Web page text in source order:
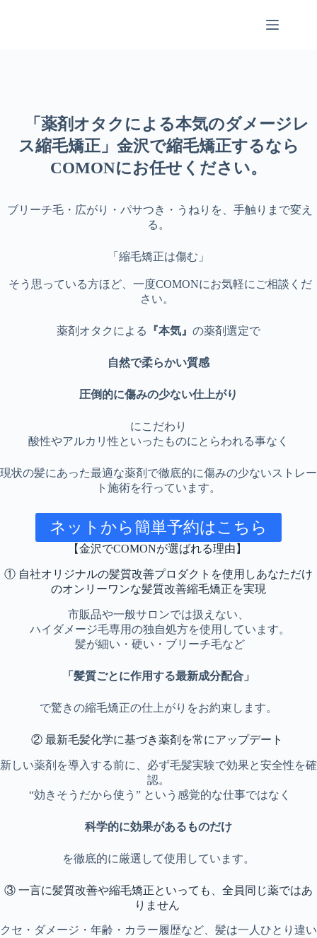
「薬剤オタクによる本気のダメージレ
ス縮毛矯正」金沢で縮毛矯正するなら
COMONにお任せください。
ブリーチ毛・広がり・パサつき・うねりを、手触りまで変え
る。
「縮毛矯正は傷む」
そう思っている方ほど、一度COMONにお気軽にご相談くだ
さい。
薬剤オタクによる 『本気』 の薬剤選定で
自然で柔らかい質感
圧倒的に傷みの少ない仕上がり
にこだわり
酸性やアルカリ性といったものにとらわれる事なく
現状の髪にあった最適な薬剤で徹底的に傷みの少ないストレー
ト施術を行っています。
ネットから簡単予約はこちら
【金沢でCOMONが選ばれる理由】
① 自社オリジナルの髪質改善プロダクトを使用しあなただけ
のオンリーワンな髪質改善縮毛矯正を実現
市販品や一般サロンでは扱えない、
ハイダメージ毛専用の独自処方を使用しています。
髪が細い・硬い・ブリーチ毛など
「髪質ごとに作用する最新成分配合」
で驚きの縮毛矯正の仕上がりをお約束します。
② 最新毛髪化学に基づき薬剤を常にアップデート
新しい薬剤を導入する前に、必ず毛髪実験で効果と安全性を確
認。
“効きそうだから使う” という感覚的な仕事ではなく
科学的に効果があるものだけ
を徹底的に厳選して使用しています。
③ 一言に髪質改善や縮毛矯正といっても、全員同じ薬ではあ
りません
クセ・ダメージ・年齢・カラー履歴など、髪は一人ひとり違い